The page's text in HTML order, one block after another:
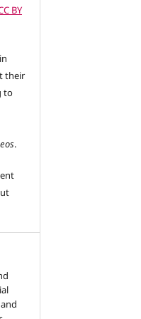
BY
their
to
.